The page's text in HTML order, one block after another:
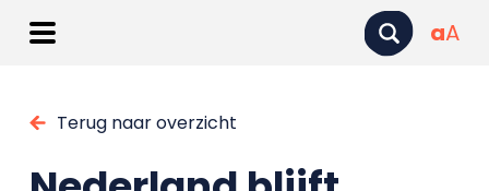
aA
Terug naar overzicht